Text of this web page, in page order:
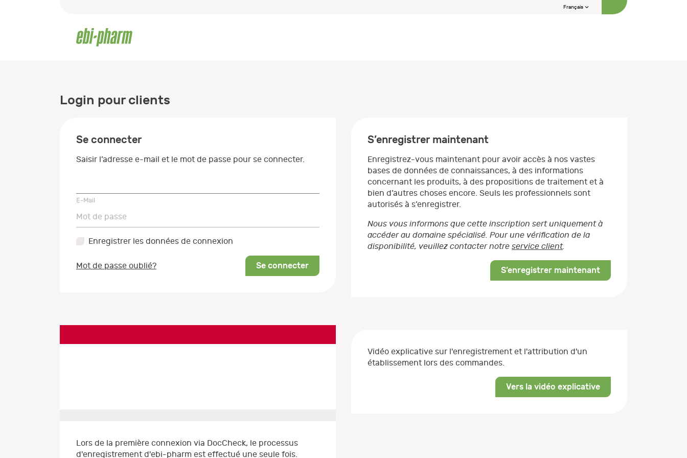
Français
Login pour clients
Se connecter
Saisir l’adresse e-mail et le mot de passe pour se connecter.
E-Mail
Mot de passe
Mot de passe
Enregistrer les données de connexion
Mot de passe oublié? Se connecter
Lors de la première connexion via DocCheck, le processus
d'enregistrement d'ebi-pharm est effectué une seule fois.
S’enregistrer maintenant
Enregistrez-vous maintenant pour avoir accès à nos vastes
bases de données de connaissances, à des informations
concernant les produits, à des propositions de traitement et à
bien d’autres choses encore. Seuls les professionnels sont
autorisés à s’enregistrer.
Nous vous informons que cette inscription sert uniquement à
accéder au domaine spécialisé. Pour une vérification de la
disponibilité, veuillez contacter notre service client.
S’enregistrer maintenant
Vidéo explicative sur l'enregistrement et l'attribution d'un
établissement lors des commandes.
Vers la vidéo explicative